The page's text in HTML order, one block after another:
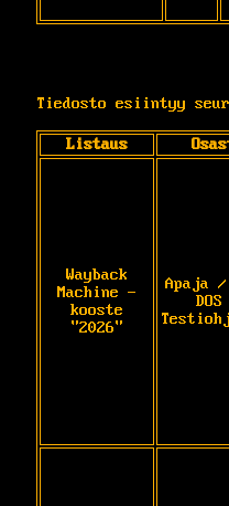
Tiedosto esiintyy
Listaus
Wayback
Machine -
kooste
"2026"
Apaja